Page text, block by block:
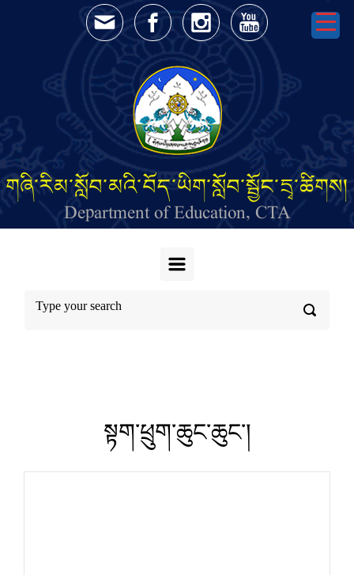
Skip to main content
གཞི་རིམ་སློབ་མའི་བོད་ཡིག་སློབ་སྦྱོང་དྲྭ་ཚིགས།
Department of Education, CTA
སྟག་ཕྲུག་ཆུང་ཆུང་།